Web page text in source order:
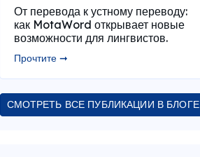
От перевода к устному переводу:
как MotaWord открывает новые
возможности для лингвистов.
Прочтите ➞
СМОТРЕТЬ ВСЕ ПУБЛИКАЦИИ В БЛОГЕ